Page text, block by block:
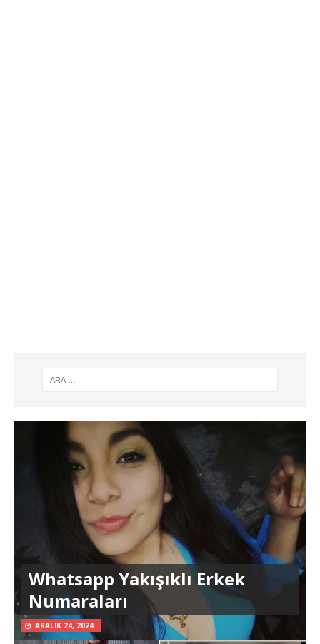
Whatsapp Yakışıklı Erkek
Numaraları
ARALIK 24, 2024